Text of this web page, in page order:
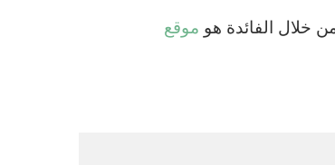
خلال الفائدة هو موقع